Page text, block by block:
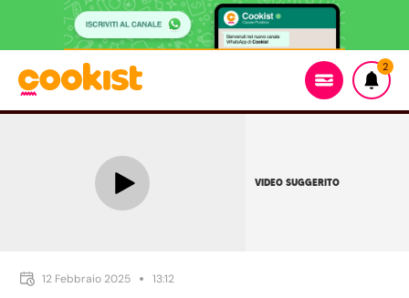
2
VIDEO SUGGERITO
12 Febbraio 2025 13:12